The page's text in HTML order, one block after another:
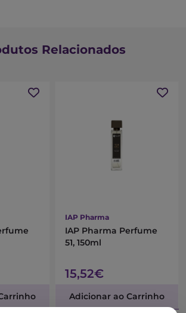
Relacionados
IAP Pharma
IAP Pharma Perfume
51, 150ml
15,52€
Adicionar ao Carrinho